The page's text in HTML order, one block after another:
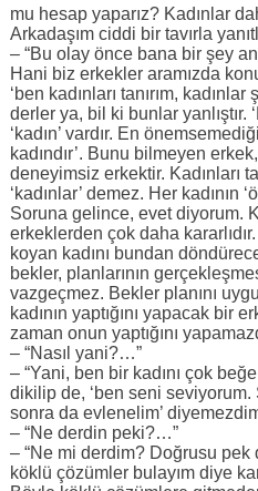
mu hesap yaparız? Kadınlar
Arkadaşım ciddi bir tavırla
– “Bu olay önce bana bir şey
Hani biz erkekler aramızda
‘ben kadınları tanırım,
derler ya, bil ki bunlar yanlıştır.
‘kadın’ vardır. En
kadındır’. Bunu bilmeyen
deneyimsiz erkektir. Kadınları
‘kadınlar’ demez. Her kadının
Soruna gelince, evet diyorum.
erkeklerden çok daha
koyan kadını bundan
bekler, planlarının
vazgeçmez. Bekler planını
kadının yaptığını yapacak bir
zaman onun yaptığını
– “Nasıl yani?…”
– “Yani, ben bir kadını çok
dikilip de, ‘ben seni seviyorum.
sonra da evlenelim’
– “Ne derdin peki?…”
– “Ne mi derdim? Doğrusu
köklü çözümler bulayım diye